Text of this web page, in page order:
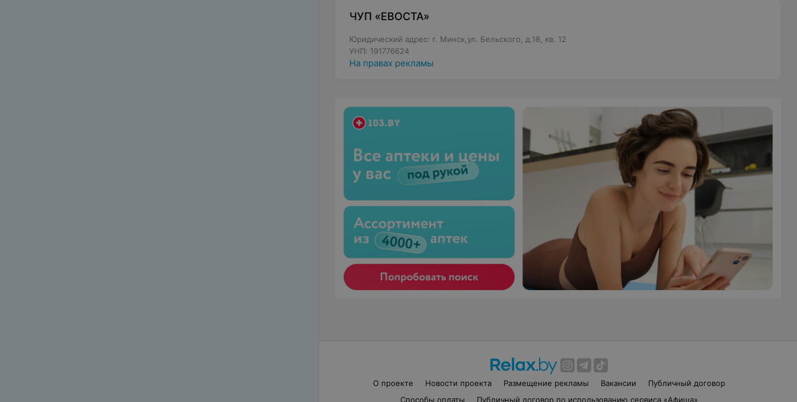
ЧУП «ЕВОСТА»
Юридический адрес: г. Минск,ул. Бельского, д.18, кв. 12
УНП: 191776624
На правах рекламы
О проекте Новости проекта Размещение рекламы Вакансии
Публичный договор
Способы оплаты
Публичный договор по использованию сервиса «Афиша»